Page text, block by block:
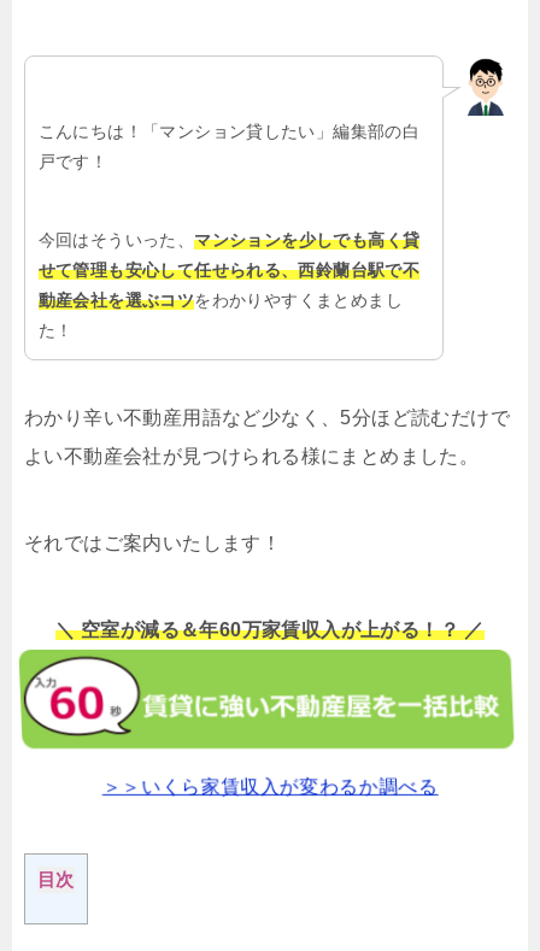
こんにちは！「マンション貸したい」編集部の白
戸です！
今回はそういった、マンションを少しでも高く貸
せて管理も安心して任せられる、西鈴蘭台駅で不
動産会社を選ぶコツをわかりやすくまとめまし
た！
わかり辛い不動産用語など少なく、5分ほど読むだけで
よい不動産会社が見つけられる様にまとめました。
それではご案内いたします！
＼ 空室が減る＆年60万家賃収入が上がる！？ ／
＞＞いくら家賃収入が変わるか調べる
目次